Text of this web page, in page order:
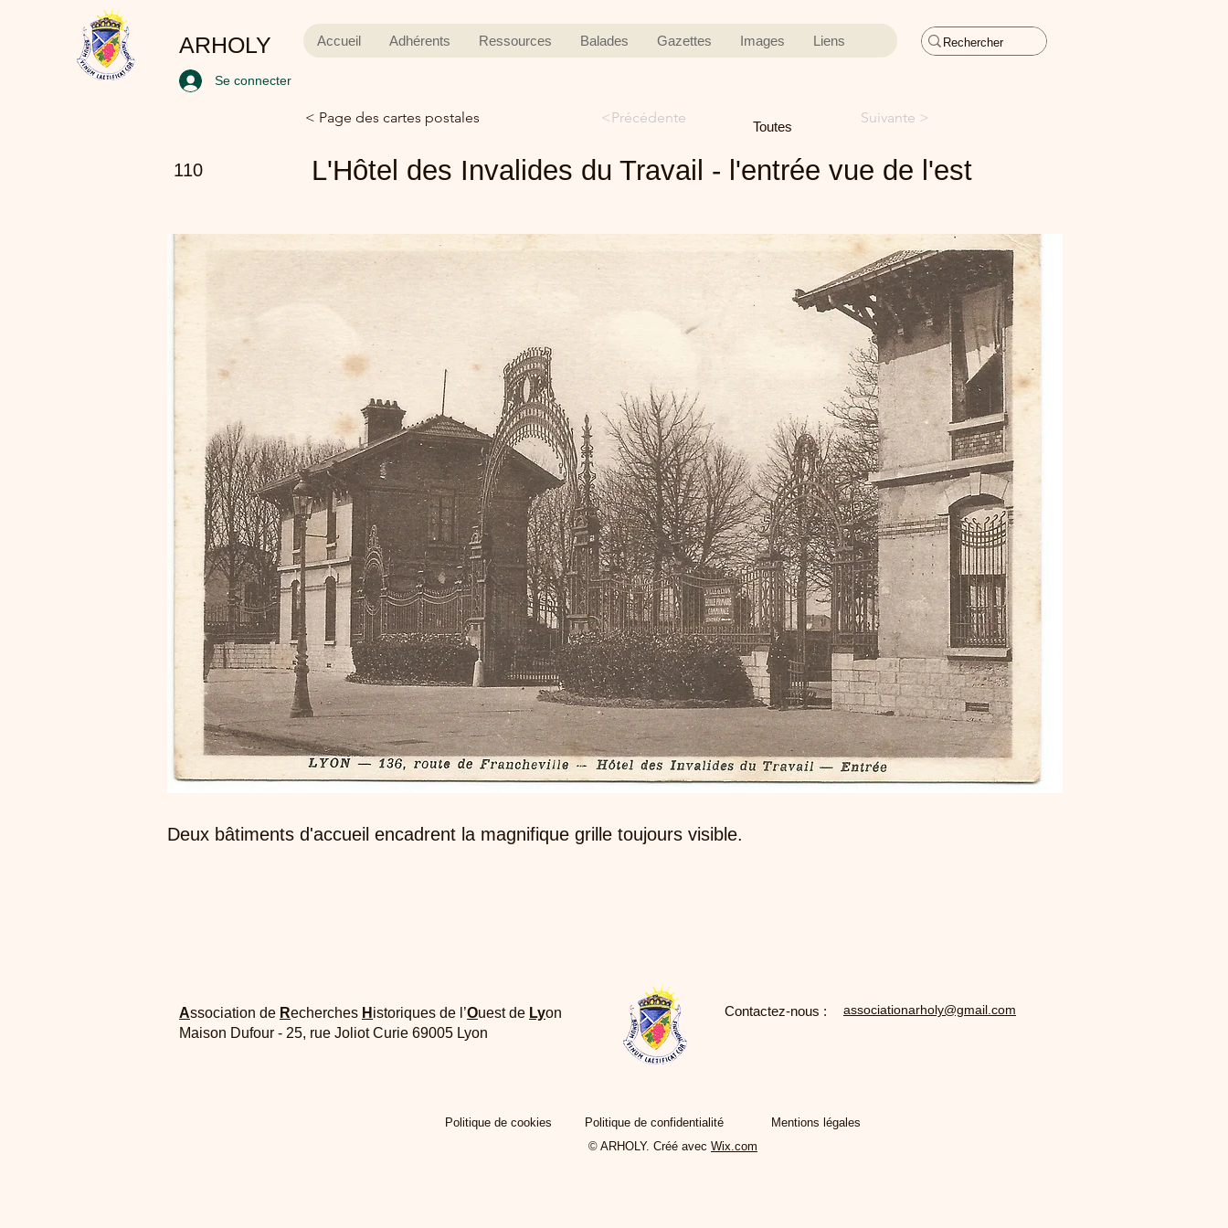
ARHOLY Accueil Adhérents Ressources Balades Gazettes Images Liens
Se connecter
< Page des cartes postales <Précédente
Toutes
Suivante >
110 L'Hôtel des Invalides du Travail - l'entrée vue de l'est
Deux bâtiments d'accueil encadrent la magnifique grille toujours visible.
Association de Recherches H istoriques de l’Ouest de Lyon
Maison Dufour - 25, rue Joliot Curie 69005 Lyon
Contactez-nous : associationarholy@gmail.com
Politique de cookies Politique de confidentialité
Mentions légales
© ARHOLY. Créé avec Wix.com